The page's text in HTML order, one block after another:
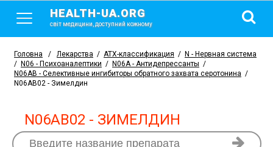
HEALTH-UA.ORG
світ медицини, доступний кожному
Головна / Лекарства / АТХ-классификация / N - Нервная система
/ N06 - Психоаналептики / N06A - Антидепрессанты /
N06AB - Cелективные ингибиторы обратного захвата серотонина /
N06AB02 - Зимелдин
N06AB02 - ЗИМЕЛДИН